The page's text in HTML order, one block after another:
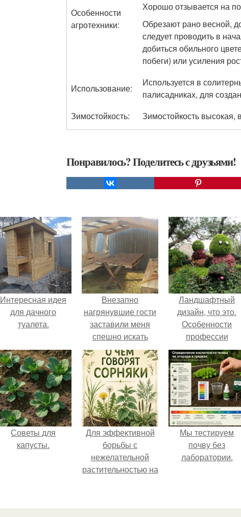
Особенности
агротехники:
Хорошо отзывается на
Обрезают рано весной,
следует проводить в
добиться обильного
побеги) или усиления
Использование:
Используется в
палисадниках, для
Зимостойкость:
Зимостойкость
Понравилось? Поделитесь с друзьями!
Интересная идея
для дачного
туалета.
Внезапно
нагрянувшие гости
заставили меня
спешно искать
решение, так как на
обстоятельный
ремонт времени
катастрофически не
хватало.
Ландшафтный
дизайн, что это.
Особенности
профессии
Советы для
капусты.
Для эффективной
борьбы с
нежелательной
растительностью на
участке крайне
Мы тестируем
почву без
лаборатории.